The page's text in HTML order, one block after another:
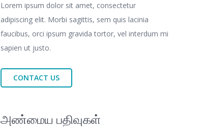
Lorem ipsum dolor sit amet, consectetur
adipiscing elit. Morbi sagittis, sem quis lacinia
faucibus, orci ipsum gravida tortor, vel interdum mi
sapien ut justo.
CONTACT US
அண்மைய பதிவுகள்